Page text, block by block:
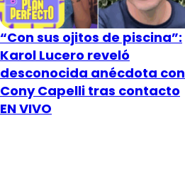
“Con sus ojitos de piscina”:
Karol Lucero reveló
desconocida anécdota con
Cony Capelli tras contacto
EN VIVO